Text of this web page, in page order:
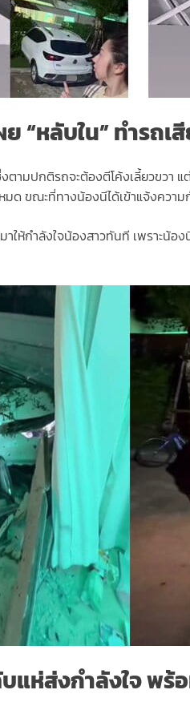
“หลับใน” ทำรถ
มปกติรถจะต้องตีโค้งเลี้ยวขวา
ขณะที่ทางน้องนีได้เข้าแจ้งความ
ห้กำลังใจน้องสาวทันที เพราะน้
ห่ส่งกำลังใจ พร้